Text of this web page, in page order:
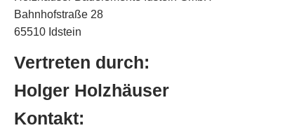
Bahnhofstraße 28
65510 Idstein
Vertreten durch:
Holger Holzhäuser
Kontakt: